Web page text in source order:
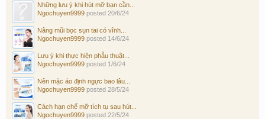
Những lưu ý khi hút mỡ bạn cần...
Ngochuyen9999 posted 20/6/24
Nâng mũi bọc sụn tai có vĩnh...
Ngochuyen9999 posted 14/6/24
Lưu ý khi thực hiện phẫu thuật...
Ngochuyen9999 posted 1/6/24
Nên mặc áo định ngực bao lâu...
Ngochuyen9999 posted 28/5/24
Cách hạn chế mỡ tích tụ sau hút...
Ngochuyen9999 posted 22/5/24